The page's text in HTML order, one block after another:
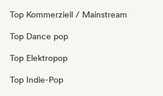
Top Kommerziell / Mainstream
Top Dance pop
Top Elektropop
Top Indie-Pop